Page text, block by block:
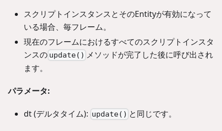
スクリプトインスタンスとそのEntityが有効になって
いる場合、毎フレーム。
現在のフレームにおけるすべてのスクリプトインスタ
ンスの update() メソッドが完了した後に呼び出され
ます。
パラメータ:
dt (デルタタイム): update() と同じです。